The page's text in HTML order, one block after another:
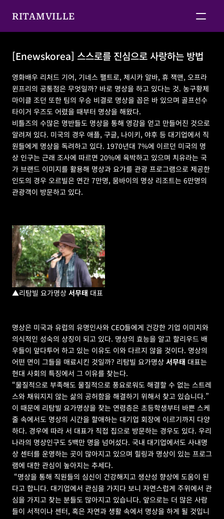
RITAMVILLE
[Enewskorea] 스스로를 진심으로 사랑하는 방법
영화배우 리처드 기어, 기네스 팰트로, 제시카 알바, 휴 잭맨, 오프라
윈프리의 공통점은 무엇일까? 바로 명상을 하고 있다는 것. 농구황제
마이클 조던 또한 팀의 우승 비결로 명상을 꼽은 바 있으며 골프선수
타이거 우즈도 어렸을 때부터 명상을 해왔다.
비틀즈의 수많은 명반들도 명상을 통해 영감을 얻고 만들어진 것으로
알려져 있다. 미국의 경우 애플, 구글, 나이키, 야후 등 대기업에서 직
원들에게 명상을 독려하고 있다. 1970년대 7%에 이르던 미국의 명
상 인구는 근래 조사에 따르면 20%에 육박하고 있으며 치유라는 국
가 브랜드 이미지를 활용해 명상과 요가를 관광 프로그램으로 제공한
인도의 경우 오르빌은 연간 7만명, 뭄바이의 명상 리조트는 6만명의
관광객이 방문하고 있다.
▲리탐빌 요가명상 서무태 대표
명상은 미국과 유럽의 유명인사와 CEO들에게 건강한 기업 이미지와
의식적인 성숙의 상징이 되고 있다. 명상의 효능을 알고 할리우드 배
우들이 앞다투어 하고 있는 이유도 이와 다르지 않을 것이다. 명상의
어떤 면이 그들을 매료시킨 것일까? 리탐빌 요가명상 서무태 대표는
현대 사회의 특징에서 그 이유를 찾는다.
“물질적으로 부족해도 물질적으로 풍요로워도 해결할 수 없는 스트레
스와 채워지지 않는 삶의 공허함을 해결하기 위해서 찾고 있습니다.”
이 때문에 리탐빌 요가명상을 찾는 연령층은 초등학생부터 바쁜 스케
줄 속에서도 명상의 시간을 할애하는 대기업 회장에 이르기까지 다양
하다. 경우에 따라 서 대표가 직접 집으로 방문하는 경우도 있다. 우리
나라의 명상인구도 5백만 명을 넘어섰다. 국내 대기업에서도 사내명
상 센터를 운영하는 곳이 많아지고 있으며 힐링과 명상이 있는 프로그
램에 대한 관심이 높아지는 추세다.
“명상을 통해 직원들의 심신이 건강해지고 생산성 향상에 도움이 된
다고 합니다. 대기업에서 관심을 가지다 보니 자연스럽게 주위에서 관
심을 가지고 찾는 분들도 많아지고 있습니다. 앞으로는 더 많은 사람
들이 서적이나 센터, 혹은 자연과 생활 속에서 명상을 하게 될 것입니